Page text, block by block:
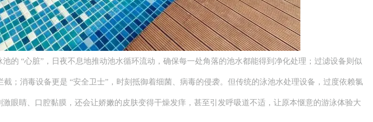
“心脏”，日夜不息地推动池水循环流动，确保每一处角落的池水都能得到净化处理；过滤设备则似
；消毒设备更是 “安全卫士”，时刻抵御着细菌、病毒的侵袭。但传统的泳池水处理设备，过度依赖氯
眼睛、口腔黏膜，还会让娇嫩的皮肤变得干燥发痒，甚至引发呼吸道不适，让原本惬意的游泳体验大